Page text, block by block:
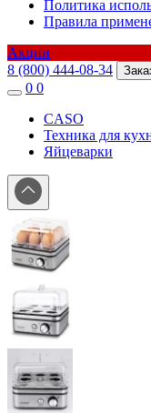
Политика
Правила
Акции
8 (800) 444-08-34
0 0
CASO
Техника для
Яйцеварки